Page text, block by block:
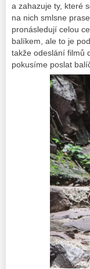
a zahazuje ty, které
na nich smlsne
pronásledují celou
balíkem, ale to je
takže odeslání filmů
pokusíme poslat